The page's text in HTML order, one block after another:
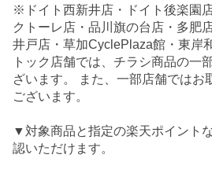
※ドイト西新井店・ドイト後楽園
クトーレ店・品川旗の台店・多肥
井戸店・草加CyclePlaza館・東岸
トック店舗では、チラシ商品の一
ざいます。 また、一部店舗ではお
ございます。
▼対象商品と指定の楽天ポイント
認いただけます。